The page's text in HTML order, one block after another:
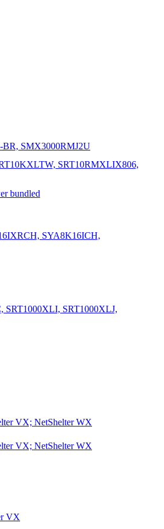
BR, SMX3000RMJ2U
SRT10RMXLIX806,
bundled
SYA8K16ICH,
SRT1000XLI, SRT1000XLJ,
VX; NetShelter WX
VX; NetShelter WX
VX